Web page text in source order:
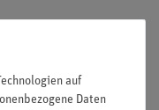
auf
Daten